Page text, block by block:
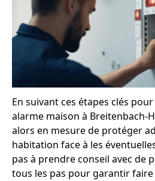
En suivant ces étapes clés
alarme maison à Breitenbach-
alors en mesure de protéger
habitation face à les
pas à prendre conseil avec de
tous les pas pour garantir